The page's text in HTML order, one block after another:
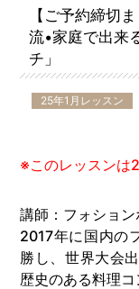
【ご予約締切
流•家庭で出来
チ」
25年1月レッスン
※このレッスンは
講師： フォショ
2017年に国内の
勝し、世界大会
歴史のある料理